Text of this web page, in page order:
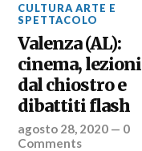
CULTURA ARTE E
SPETTACOLO
Valenza (AL):
cinema, lezioni
dal chiostro e
dibattiti flash
agosto 28, 2020 — 0
Comments